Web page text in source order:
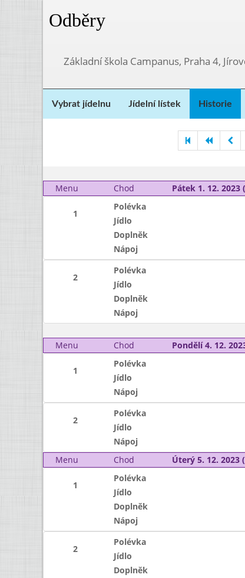
Odběry
Základní škola Campanus, Praha 4,
Vybrat jídelnu Jídelní lístek Historie
Menu
Chod Pátek 1. 12. 2023
1
Polévka
Jídlo
Doplněk
Nápoj
2
Polévka
Jídlo
Doplněk
Nápoj
Menu
Chod Pondělí 4. 12.
1
Polévka
Jídlo
Nápoj
2
Polévka
Jídlo
Nápoj
Menu
Chod Úterý 5. 12. 2023
1
Polévka
Jídlo
Doplněk
Nápoj
2
Polévka
Jídlo
Doplněk